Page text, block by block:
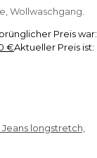
Wollwaschgang.
Preis war:
€Aktueller Preis ist: